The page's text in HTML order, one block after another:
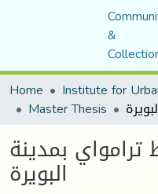
&
Home
Master Thesis
بمدينة
البويرة